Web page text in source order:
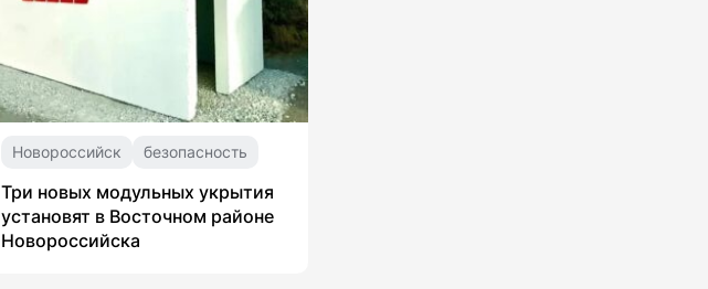
Новороссийск безопасность
Три новых модульных укрытия
установят в Восточном районе
Новороссийска